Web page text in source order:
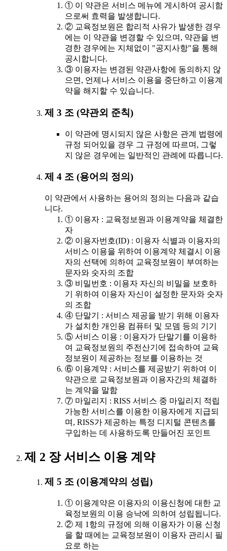
① 이 약관은 서비스 메뉴에 게시하여 공시함
으로써 효력을 발생합니다.
② 교육정보원은 합리적 사유가 발생한 경우
에는 이 약관을 변경할 수 있으며, 약관을 변
경한 경우에는 지체없이 "공지사항"을 통해
공시합니다.
③ 이용자는 변경된 약관사항에 동의하지 않
으면, 언제나 서비스 이용을 중단하고 이용계
약을 해지할 수 있습니다.
제 3 조 (약관외 준칙)
이 약관에 명시되지 않은 사항은 관계 법령에
규정 되어있을 경우 그 규정에 따르며, 그렇
지 않은 경우에는 일반적인 관례에 따릅니다.
제 4 조 (용어의 정의)
이 약관에서 사용하는 용어의 정의는 다음과 같습
니다.
① 이용자 : 교육정보원과 이용계약을 체결한
자
② 이용자번호(ID) : 이용자 식별과 이용자의
서비스 이용을 위하여 이용계약 체결시 이용
자의 선택에 의하여 교육정보원이 부여하는
문자와 숫자의 조합
③ 비밀번호 : 이용자 자신의 비밀을 보호하
기 위하여 이용자 자신이 설정한 문자와 숫자
의 조합
④ 단말기 : 서비스 제공을 받기 위해 이용자
가 설치한 개인용 컴퓨터 및 모뎀 등의 기기
⑤ 서비스 이용 : 이용자가 단말기를 이용하
여 교육정보원의 주전산기에 접속하여 교육
정보원이 제공하는 정보를 이용하는 것
⑥ 이용계약 : 서비스를 제공받기 위하여 이
약관으로 교육정보원과 이용자간의 체결하
는 계약을 말함
⑦ 마일리지 : RISS 서비스 중 마일리지 적립
가능한 서비스를 이용한 이용자에게 지급되
며, RISS가 제공하는 특정 디지털 콘텐츠를
구입하는 데 사용하도록 만들어진 포인트
제 2 장 서비스 이용 계약
제 5 조 (이용계약의 성립)
① 이용계약은 이용자의 이용신청에 대한 교
육정보원의 이용 승낙에 의하여 성립됩니다.
② 제 1항의 규정에 의해 이용자가 이용 신청
을 할 때에는 교육정보원이 이용자 관리시 필
요로 하는